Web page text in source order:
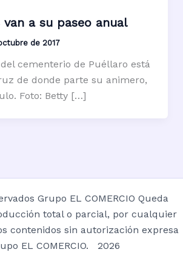
van a su paseo anual
de 2017
cementerio de Puéllaro está
de donde parte su animero,
Foto: Betty […]
Grupo EL COMERCIO Queda
total o parcial, por cualquier
contenidos sin autorización expresa
EL COMERCIO. 2026